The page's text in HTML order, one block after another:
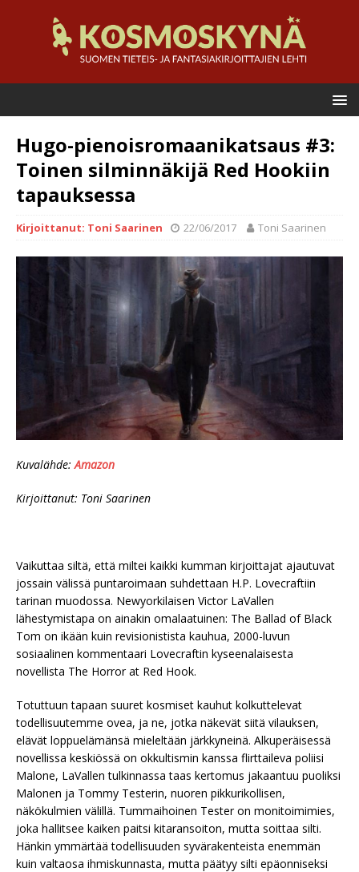
Hugo-pienoisromaanikatsaus #3:
Toinen silminnäkijä Red Hookiin
tapauksessa
Kirjoittanut: Toni Saarinen 22/06/2017 Toni Saarinen
Kuvalähde:Amazon
Kirjoittanut: Toni Saarinen
Vaikuttaa siltä, että miltei kaikki kumman kirjoittajat ajautuvat
jossain välissä puntaroimaan suhdettaan H.P. Lovecraftiin
tarinan muodossa. Newyorkilaisen Victor LaVallen
lähestymistapa on ainakin omalaatuinen: The Ballad of Black
Tom on ikään kuin revisionistista kauhua, 2000-luvun
sosiaalinen kommentaari Lovecraftin kyseenalaisesta
novellista The Horror at Red Hook.
Totuttuun tapaan suuret kosmiset kauhut kolkuttelevat
todellisuutemme ovea, ja ne, jotka näkevät siitä vilauksen,
elävät loppuelämänsä mieleltään järkkyneinä. Alkuperäisessä
novellissa keskiössä on okkultismin kanssa flirttaileva poliisi
Malone, LaVallen tulkinnassa taas kertomus jakaantuu puoliksi
Malonen ja Tommy Testerin, nuoren pikkurikollisen,
näkökulmien välillä. Tummaihoinen Tester on monitoimimies,
joka hallitsee kaiken paitsi kitaransoiton, mutta soittaa silti.
Hänkin ymmärtää todellisuuden syvärakenteista enemmän
kuin valtaosa ihmiskunnasta, mutta päätyy silti epäonniseksi